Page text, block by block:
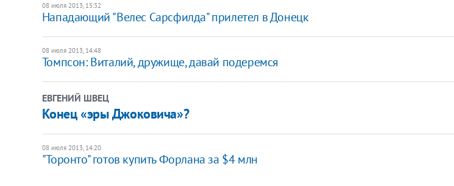
08 июля 2013, 15:32
Нападающий "Велес Сарсфилда" прилетел в Донецк
08 июля 2013, 14:48
Томпсон: Виталий, дружище, давай подеремся
ЕВГЕНИЙ ШВЕЦ
Конец «эры Джоковича»?
08 июля 2013, 14:20
"Торонто" готов купить Форлана за $4 млн